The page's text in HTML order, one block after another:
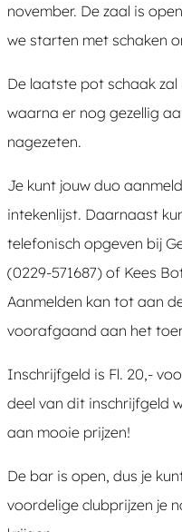
november. De zaal is
we starten met schaken
De laatste pot schaak zal
waarna er nog gezellig
nagezeten.
Je kunt jouw duo
intekenlijst. Daarnaast
telefonisch opgeven bij
(0229-571687) of Kees
Aanmelden kan tot aan
voorafgaand aan het
Inschrijfgeld is Fl. 20,-
deel van dit inschrijfgeld
aan mooie prijzen!
De bar is open, dus je
voordelige clubprijzen je